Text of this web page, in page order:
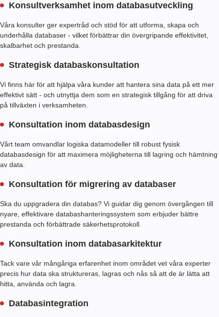
Konsultverksamhet inom databasutveckling
Våra konsulter ger expertråd och stöd för att utforma, skapa och
underhålla databaser - vilket förbättrar din övergripande effektivitet,
skalbarhet och prestanda.
Strategisk databaskonsultation
Vi finns här för att hjälpa våra kunder att hantera sina data på ett mer
effektivt sätt - och utnyttja dem som en strategisk tillgång för att driva
på tillväxten i verksamheten.
Konsultation inom databasdesign
Vårt team omvandlar logiska datamodeller till robust fysisk
databasdesign för att maximera möjligheterna till lagring och hämtning
av data.
Konsultation för migrering av databaser
Ska du uppgradera din databas? Vi guidar dig genom övergången till
nyare, effektivare databashanteringssystem som erbjuder bättre
prestanda och förbättrade säkerhetsprotokoll.
Konsultation inom databasarkitektur
Tack vare vår mångåriga erfarenhet inom området vet våra experter
precis hur data ska struktureras, lagras och nås så att de är lätta att
hitta, använda och lagra.
Databasintegration